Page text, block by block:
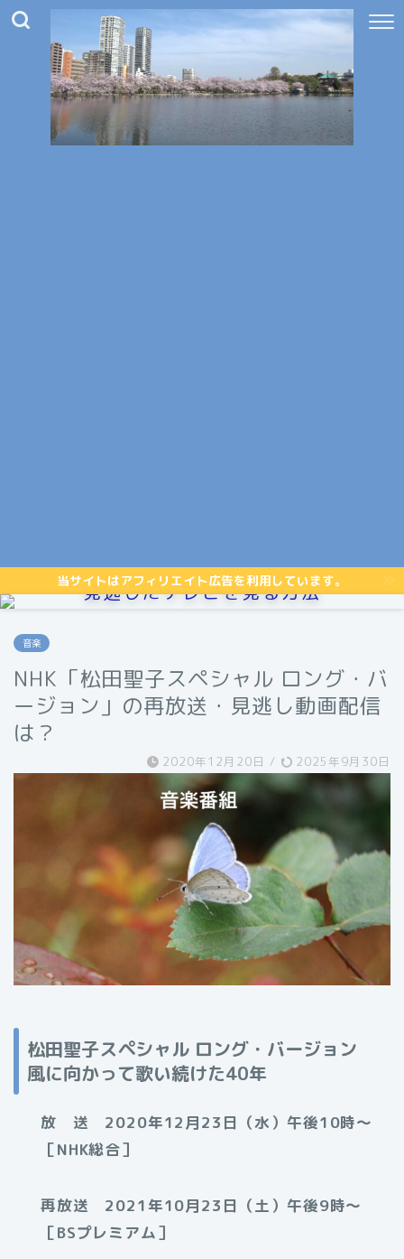
当サイトはアフィリエイト広告を利用しています。
見逃したテレビを見る方法
音楽
NHK「松田聖子スペシャル ロング・バ
ージョン」の再放送・見逃し動画配信
は？
2020年12月20日 / 2025年9月30日
松田聖子スペシャル ロング・バージョン
風に向かって歌い続けた40年
放 送 2020年12月23日（水）午後10時〜
［NHK総合］
再放送 2021年10月23日（土）午後9時〜
［BSプレミアム］